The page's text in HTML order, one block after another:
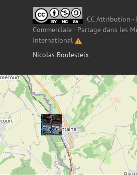
CC Attribution -
Commerciale - Partage dans les
International
Nicolas Boulesteix